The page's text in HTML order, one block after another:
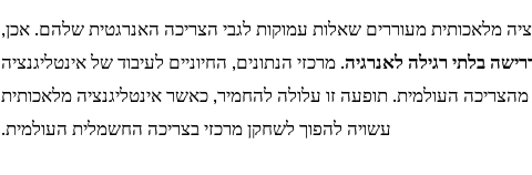
מלאכותית מעוררים שאלות עמוקות לגבי הצריכה האנרגטית שלהם. אכן,
בלתי רגילה לאנרגיה. מרכזי הנתונים, החיוניים לעיבוד של אינטליגנציה
מלאכותית, מייצגים כיום 1.5% מהצריכה העולמית. תופעה זו עלולה להחמיר, כאשר אינטליגנציה מלאכותית
עשויה להפוך לשחקן מרכזי בצריכה החשמלית העולמית.